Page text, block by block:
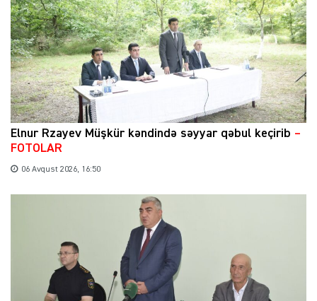
Elnur Rzayev Müşkür kəndində səyyar qəbul keçirib –
FOTOLAR
06 Avqust 2026, 16:50